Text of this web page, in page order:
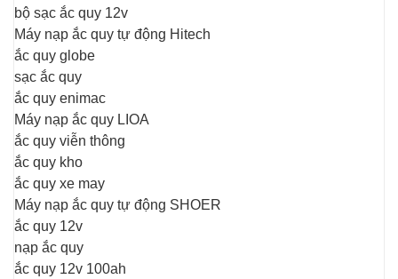
bộ sạc ắc quy 12v
Máy nạp ắc quy tự động Hitech
ắc quy globe
sạc ắc quy
ắc quy enimac
Máy nạp ắc quy LIOA
ắc quy viễn thông
ắc quy kho
ắc quy xe may
Máy nạp ắc quy tự động SHOER
ắc quy 12v
nạp ắc quy
ắc quy 12v 100ah